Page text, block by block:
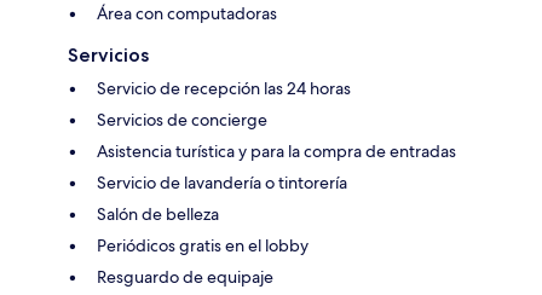
Área con computadoras
Servicios
Servicio de recepción las 24 horas
Servicios de concierge
Asistencia turística y para la compra de entradas
Servicio de lavandería o tintorería
Salón de belleza
Periódicos gratis en el lobby
Resguardo de equipaje